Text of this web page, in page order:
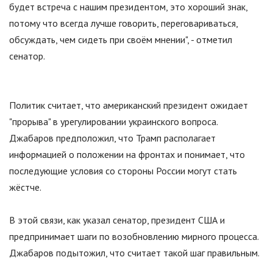
будет встреча с нашим президентом, это хороший знак,
потому что всегда лучше говорить, переговариваться,
обсуждать, чем сидеть при своём мнении", - отметил
сенатор.
Политик считает, что американский президент ожидает
"прорыва"в урегулировании украинского вопроса.
Джабаров предположил, что Трамп располагает
информацией о положении на фронтах и понимает, что
последующие условия со стороны России могут стать
жёстче.
В этой связи, как указал сенатор, президент США и
предпринимает шаги по возобновлению мирного процесса.
Джабаров подытожил, что считает такой шаг правильным.